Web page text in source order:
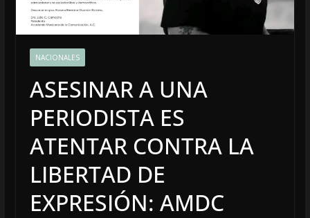
NACIONALES
ASESINAR A UNA
PERIODISTA ES
ATENTAR CONTRA LA
LIBERTAD DE
EXPRESIÓN: AMDC